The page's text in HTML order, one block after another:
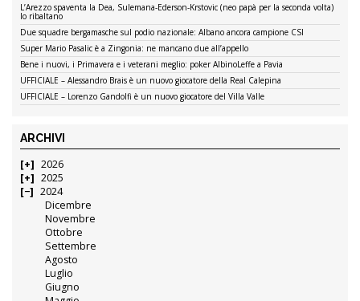
L’Arezzo spaventa la Dea, Sulemana-Ederson-Krstovic (neo papà per la seconda volta)
lo ribaltano
Due squadre bergamasche sul podio nazionale: Albano ancora campione CSI
Super Mario Pasalic è a Zingonia: ne mancano due all’appello
Bene i nuovi, i Primavera e i veterani meglio: poker AlbinoLeffe a Pavia
UFFICIALE – Alessandro Brais è un nuovo giocatore della Real Calepina
UFFICIALE – Lorenzo Gandolfi è un nuovo giocatore del Villa Valle
ARCHIVI
2026
2025
2024
Dicembre
Novembre
Ottobre
Settembre
Agosto
Luglio
Giugno